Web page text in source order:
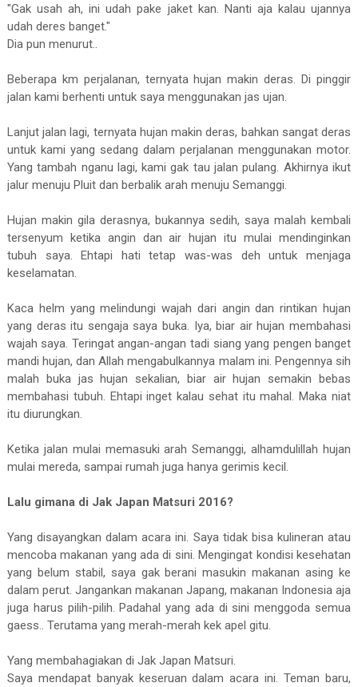
"Gak usah ah, ini udah pake jaket kan. Nanti aja kalau ujannya
udah deres banget."
Dia pun menurut..
Beberapa km perjalanan, ternyata hujan makin deras. Di pinggir
jalan kami berhenti untuk saya menggunakan jas ujan.
Lanjut jalan lagi, ternyata hujan makin deras, bahkan sangat deras
untuk kami yang sedang dalam perjalanan menggunakan motor.
Yang tambah nganu lagi, kami gak tau jalan pulang. Akhirnya ikut
jalur menuju Pluit dan berbalik arah menuju Semanggi.
Hujan makin gila derasnya, bukannya sedih, saya malah kembali
tersenyum ketika angin dan air hujan itu mulai mendinginkan
tubuh saya. Ehtapi hati tetap was-was deh untuk menjaga
keselamatan.
Kaca helm yang melindungi wajah dari angin dan rintikan hujan
yang deras itu sengaja saya buka. Iya, biar air hujan membahasi
wajah saya. Teringat angan-angan tadi siang yang pengen banget
mandi hujan, dan Allah mengabulkannya malam ini. Pengennya sih
malah buka jas hujan sekalian, biar air hujan semakin bebas
membahasi tubuh. Ehtapi inget kalau sehat itu mahal. Maka niat
itu diurungkan.
Ketika jalan mulai memasuki arah Semanggi, alhamdulillah hujan
mulai mereda, sampai rumah juga hanya gerimis kecil.
Lalu gimana di Jak Japan Matsuri 2016?
Yang disayangkan dalam acara ini. Saya tidak bisa kulineran atau
mencoba makanan yang ada di sini. Mengingat kondisi kesehatan
yang belum stabil, saya gak berani masukin makanan asing ke
dalam perut. Jangankan makanan Japang, makanan Indonesia aja
juga harus pilih-pilih. Padahal yang ada di sini menggoda semua
gaess.. Terutama yang merah-merah kek apel gitu.
Yang membahagiakan di Jak Japan Matsuri.
Saya mendapat banyak keseruan dalam acara ini. Teman baru,